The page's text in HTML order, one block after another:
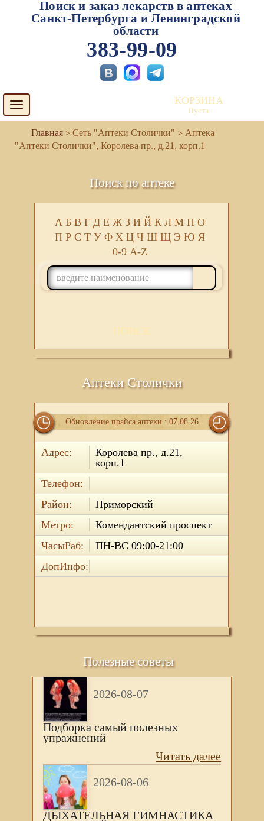
Поиск и заказ лекарств в аптеках
Санкт-Петербурга и Ленинградской
области
383-99-09
Toggle
navigation
КОРЗИНА
Пуста
Сеть "Аптеки Столички"
Аптека
"Аптеки Столички", Королева пр., д.21, корп.1
Поиск по аптеке
А Б В Г Д Е Ж З И Й К Л М Н О
П Р С Т У Ф Х Ц Ч Ш Щ Э Ю Я
0-9 A-Z
ПОИСК
Аптеки Столички
Обновление прайса аптеки : 07.08.26
Адрес:
Королева пр., д.21,
корп.1
Телефон:
Район:
Приморский
Метро:
Комендантский проспект
ЧасыРаб:
ПН-ВС 09:00-21:00
ДопИнфо:
Полезные советы
2026-08-07
Подборка самый полезных
упражнений
Читать далее
2026-08-06
ДЫХАТЕЛЬНАЯ ГИМНАСТИКА